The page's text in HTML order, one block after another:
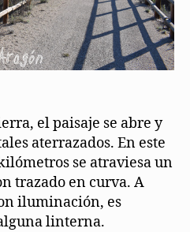
el paisaje se abre y
aterrazados. En este
se atraviesa un
trazado en curva. A
iluminación, es
linterna.